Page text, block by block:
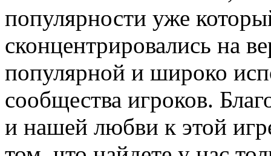
популярности уже
сконцентрировались на
популярной и широко
сообщества игроков.
и нашей любви к этой